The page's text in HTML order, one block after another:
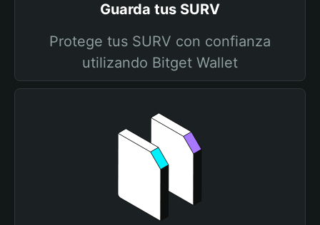
Guarda tus SURV
Protege tus SURV con confianza
utilizando Bitget Wallet